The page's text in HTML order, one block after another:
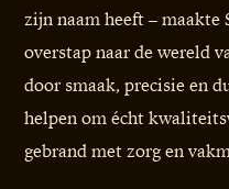
zijn naam heeft – maakte
overstap naar de wereld
door smaak, precisie en
helpen om écht
gebrand met zorg en